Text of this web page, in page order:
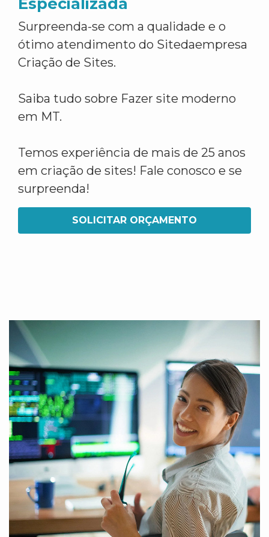
Surpreenda-se com a qualidade e o
ótimo atendimento do Sitedaempresa
Criação de Sites.
Saiba tudo sobre Fazer site moderno
em MT.
Temos experiência de mais de 25 anos
em criação de sites! Fale conosco e se
surpreenda!
SOLICITAR ORÇAMENTO